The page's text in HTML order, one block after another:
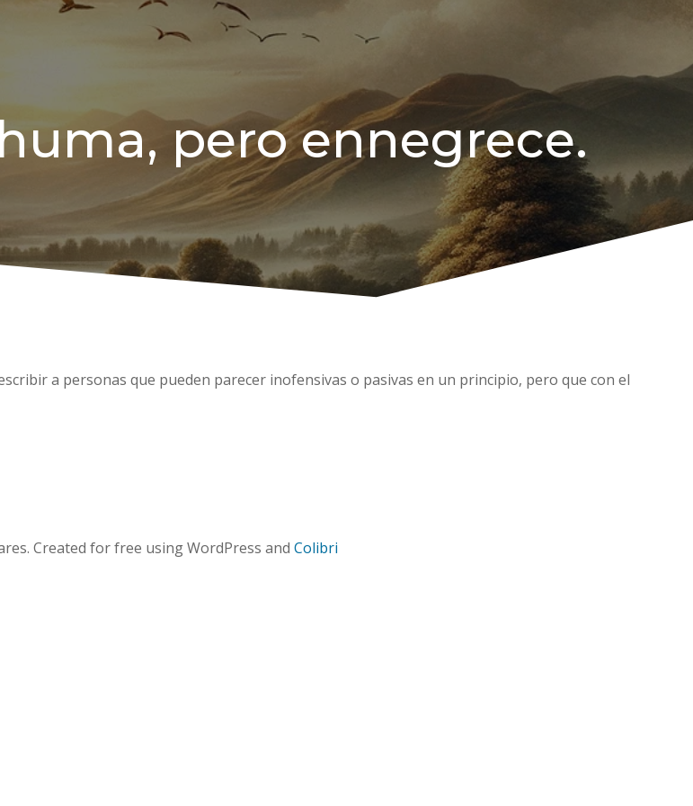
pero ennegrece.
a personas que pueden parecer inofensivas o pasivas en un principio, pero que con el
Created for free using WordPress and Colibri